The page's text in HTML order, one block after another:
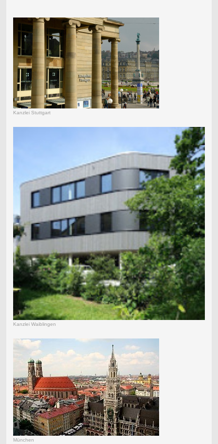
Kanzlei Stuttgart
Kanzlei Waiblingen
München